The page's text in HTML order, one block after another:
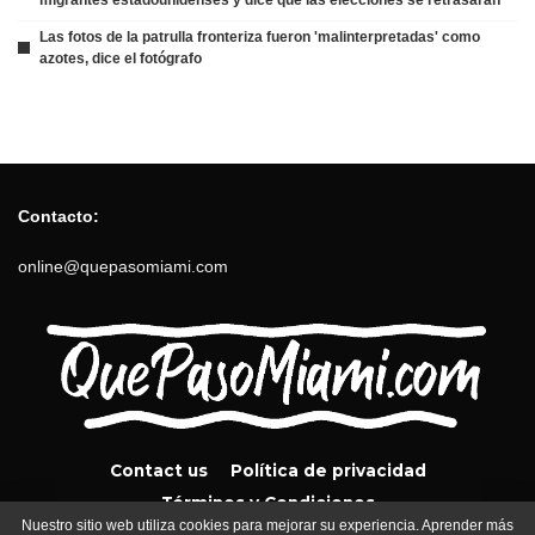
Las fotos de la patrulla fronteriza fueron 'malinterpretadas' como
azotes, dice el fotógrafo
Contacto:
online@quepasomiami.com
Contact us
Política de privacidad
Términos y Condiciones
Nuestro sitio web utiliza cookies para mejorar su experiencia. Aprender más